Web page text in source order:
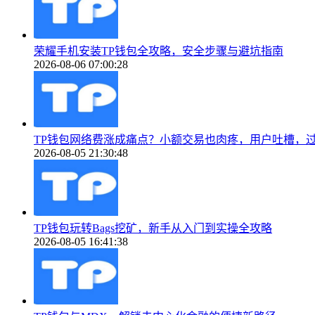
荣耀手机安装TP钱包全攻略，安全步骤与避坑指南
2026-08-06 07:00:28
TP钱包网络费涨成痛点？小额交易也肉疼，用户吐槽，
2026-08-05 21:30:48
TP钱包玩转Bags挖矿，新手从入门到实操全攻略
2026-08-05 16:41:38